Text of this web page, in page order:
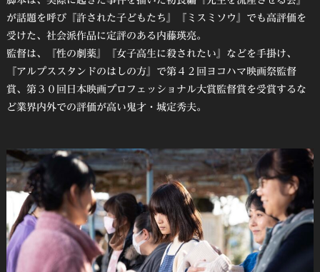
が話題を呼び『許された子どもたち』『ミスミソウ』でも高評価を
受けた、社会派作品に定評のある内藤瑛亮。
監督は、『性の劇薬』『女子高生に殺されたい』などを手掛け、
『アルプススタンドのはしの方』で第４２回ヨコハマ映画祭監督
賞、第３０回日本映画プロフェッショナル大賞監督賞を受賞するな
ど業界内外での評価が高い鬼才・城定秀夫。